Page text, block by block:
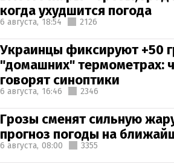
когда ухудшится погода
6 августа, 18:54 2126
Украинцы фиксируют +50
"домашних" термометрах:
говорят синоптики
6 августа, 16:46 2346
Грозы сменят сильную
прогноз погоды на
6 августа, 08:00 3355